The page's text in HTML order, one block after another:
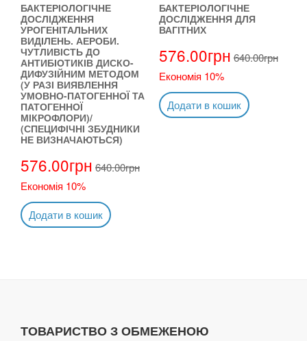
БАКТЕРІОЛОГІЧНЕ
ДОСЛІДЖЕННЯ
УРОГЕНІТАЛЬНИХ
ВИДІЛЕНЬ. АЕРОБИ.
ЧУТЛИВІСТЬ ДО
АНТИБІОТИКІВ ДИСКО-
ДИФУЗІЙНИМ МЕТОДОМ
(У РАЗІ ВИЯВЛЕННЯ
УМОВНО-ПАТОГЕННОЇ ТА
ПАТОГЕННОЇ
МІКРОФЛОРИ)/
(СПЕЦИФІЧНІ ЗБУДНИКИ
НЕ ВИЗНАЧАЮТЬСЯ)
576.00грн 640.00грн
Економія 10%
Додати в кошик
БАКТЕРІОЛОГІЧНЕ
ДОСЛІДЖЕННЯ ДЛЯ
ВАГІТНИХ
576.00грн 640.00грн
Економія 10%
Додати в кошик
ТОВАРИСТВО З ОБМЕЖЕНОЮ